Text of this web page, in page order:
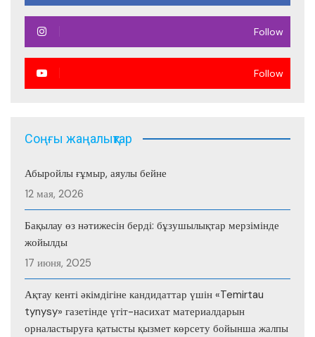
Follow
Follow
Соңғы жаңалықтар
Абыройлы ғұмыр, аяулы бейне
12 мая, 2026
Бақылау өз нәтижесін берді: бұзушылықтар мерзімінде
жойылды
17 июня, 2025
Ақтау кенті әкімдігіне кандидаттар үшін «Temirtau
tynysy» газетінде үгіт-насихат материалдарын
орналастыруға қатысты қызмет көрсету бойынша жалпы